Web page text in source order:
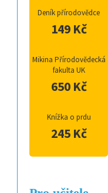
Deník přírodovědce
149 Kč
Mikina Přírodovědecká
fakulta UK
650 Kč
Knížka o prdu
245 Kč